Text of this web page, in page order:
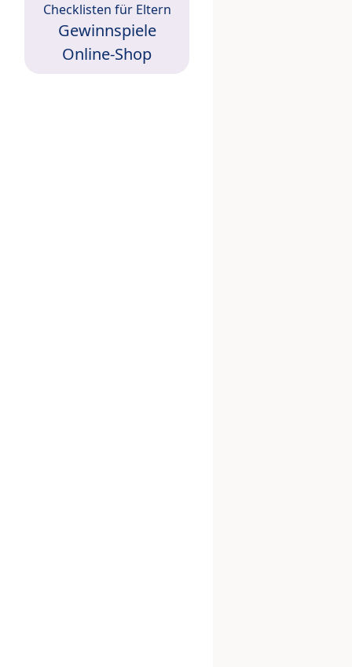
Checklisten für Eltern
Gewinnspiele
Online-Shop